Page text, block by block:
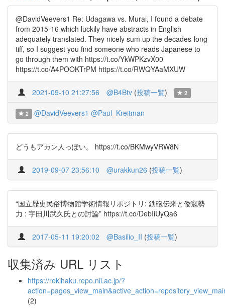
@DavidVeevers1 Re: Udagawa vs. Murai, I found a debate
from 2015-16 which luckily have abstracts in English
adequately translated. They nicely sum up the decades-long
tiff, so I suggest you find someone who reads Japanese to
go through them with https://t.co/YkWPKzvX00
https://t.co/A4POOKTrPM https://t.co/RWQYAaMXUW
2021-09-10 21:27:56 @B4Btv (投稿一覧) 2
2 @DavidVeevers1 @Paul_Kreitman
どうもアカン人っぽい。 https://t.co/BKMwyVRW8N
2019-09-07 23:56:10 @urakkun26 (投稿一覧)
“国立歴史民俗博物館学術情報リポジトリ: 鉄砲伝来と倭寇勢
力 : 宇田川武久氏との討論” https://t.co/DebIiUyQa6
2017-05-11 19:20:02 @Basilio_II (投稿一覧)
収集済み URL リスト
https://rekihaku.repo.nii.ac.jp/?
(2)